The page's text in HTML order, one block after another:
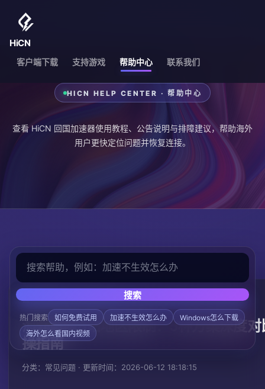
HiCN
客户端下载 支持游戏 帮助中心 联系我们
HICN HELP CENTER · 帮助中心
查看 HiCN 回国加速器使用教程、公告说明与排障建议，帮助海外
用户更快定位问题并恢复连接。
搜索
热门搜索 如何免费试用 加速不生效怎么办
Windows怎么下载
海外怎么看国内视频
首页 帮助中心 常见问题
海外解除B站地区限制：5种方案深度
操指南
分类：常见问题 · 更新时间：2026-06-12 18:18:15